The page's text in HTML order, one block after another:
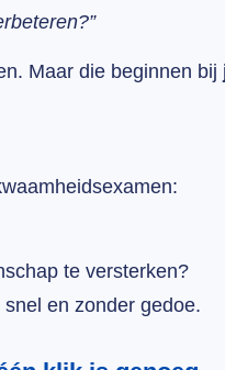
Maar die beginnen bij
te versterken?
en zonder gedoe.